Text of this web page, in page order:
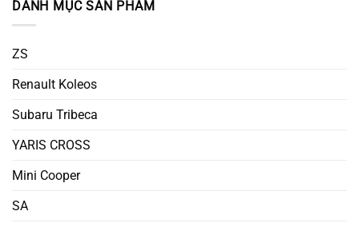
DANH MỤC SẢN PHẨM
ZS
Renault Koleos
Subaru Tribeca
YARIS CROSS
Mini Cooper
SA